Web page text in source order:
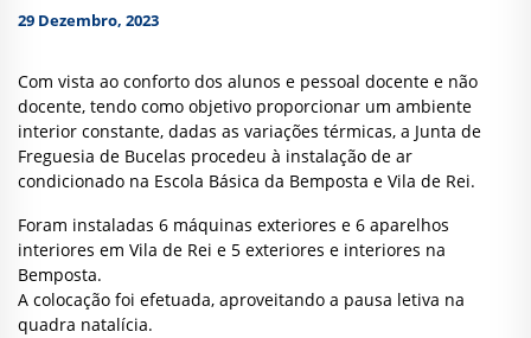
29 Dezembro, 2023
Com vista ao conforto dos alunos e pessoal docente e não
docente, tendo como objetivo proporcionar um ambiente
interior constante, dadas as variações térmicas, a Junta de
Freguesia de Bucelas procedeu à instalação de ar
condicionado na Escola Básica da Bemposta e Vila de Rei.
Foram instaladas 6 máquinas exteriores e 6 aparelhos
interiores em Vila de Rei e 5 exteriores e interiores na
Bemposta.
A colocação foi efetuada, aproveitando a pausa letiva na
quadra natalícia.